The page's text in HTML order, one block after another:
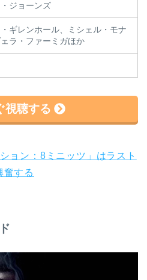
ジョーンズ
ギレンホール、ミシェル・モナ
ラ・ファーミガほか
視聴する
ョン：8ミニッツ」はラスト
奮する